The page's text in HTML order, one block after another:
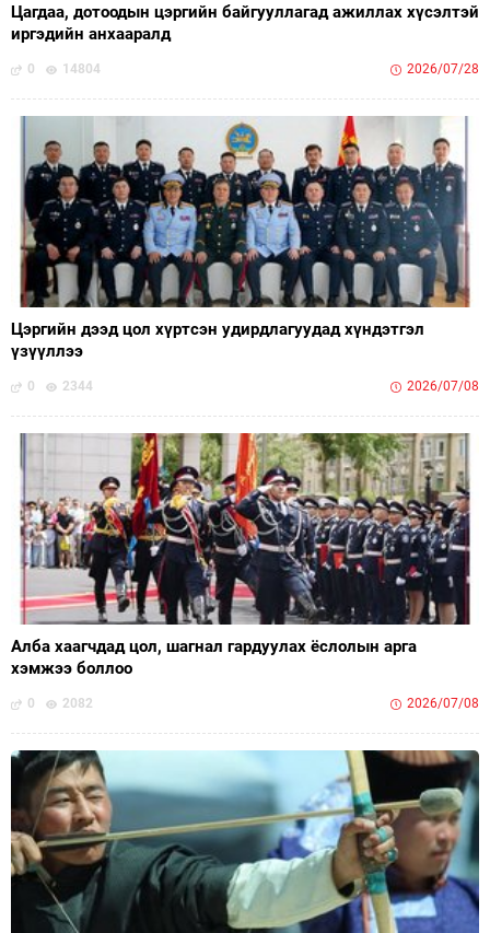
Цагдаа, дотоодын цэргийн байгууллагад ажиллах хүсэлтэй
иргэдийн анхааралд
0 14804 2026/07/28
Цэргийн дээд цол хүртсэн удирдлагуудад хүндэтгэл
үзүүллээ
0 2344 2026/07/08
Алба хаагчдад цол, шагнал гардуулах ёслолын арга
хэмжээ боллоо
0 2082 2026/07/08